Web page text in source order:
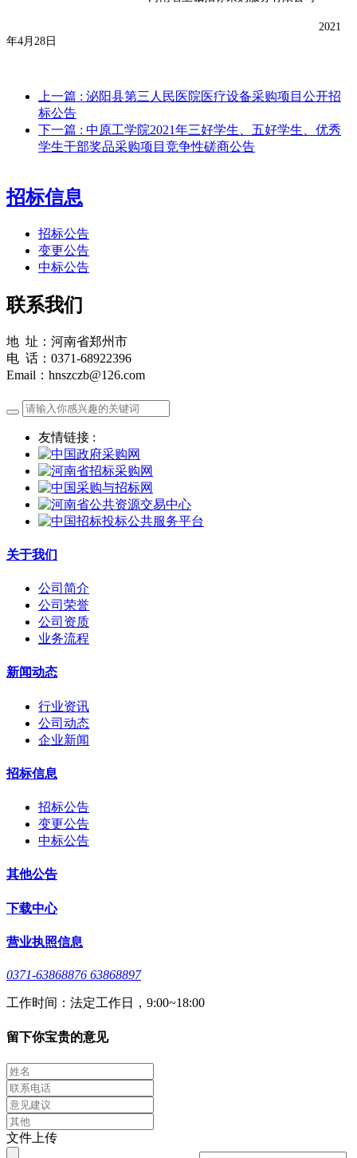
2021
年4月 28 日
上一篇 : 泌阳县第三人民医院医疗设备采购项目公开招
标公告
下一篇 : 中原工学院2021年三好学生、五好学生、优秀
学生干部奖品采购项目竞争性磋商公告
招标信息
招标公告
变更公告
中标公告
联系我们
地 址：河南省郑州市
电 话：0371-68922396
Email：hnszczb@126.com
友情链接 :
关于我们
公司简介
公司荣誉
公司资质
业务流程
新闻动态
行业资讯
公司动态
企业新闻
招标信息
招标公告
变更公告
中标公告
其他公告
下载中心
营业执照信息
0371-63868876 63868897
工作时间：法定工作日，9:00~18:00
留下你宝贵的意见
文件上传